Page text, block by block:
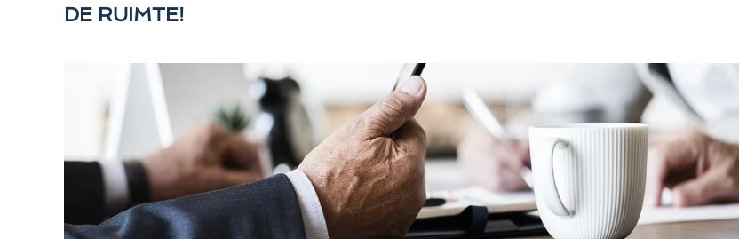
DE RUIMTE!